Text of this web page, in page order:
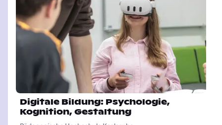
Digitale Bildung: Psychologie,
Kognition, Gestaltung